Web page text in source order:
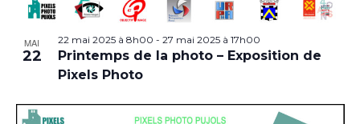
MAI
22
22 mai 2025 à 8h00 - 27 mai 2025 à 17h00
Printemps de la photo – Exposition de
Pixels Photo